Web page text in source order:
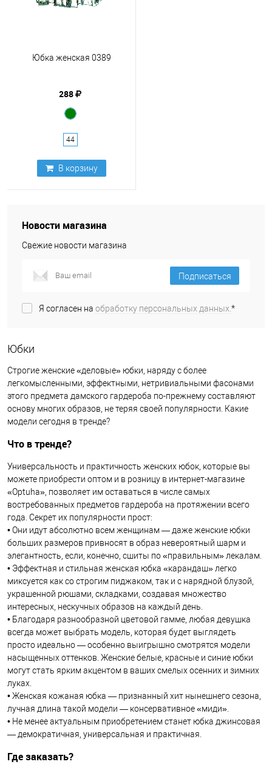
Юбка женская 0389
288
44
В корзину
Новости магазина
Свежие новости магазина
Подписаться
Я согласен на обработку персональных данных.*
Юбки
Строгие женские «деловые» юбки, наряду с более
легкомысленными, эффектными, нетривиальными фасонами
этого предмета дамского гардероба по-прежнему составляют
основу многих образов, не теряя своей популярности. Какие
модели сегодня в тренде?
Что в тренде?
Универсальность и практичность женских юбок, которые вы
можете приобрести оптом и в розницу в интернет-магазине
«Optuha», позволяет им оставаться в числе самых
востребованных предметов гардероба на протяжении всего
года. Секрет их популярности прост:
• Они идут абсолютно всем женщинам — даже женские юбки
больших размеров привносят в образ невероятный шарм и
элегантность, если, конечно, сшиты по «правильным» лекалам.
• Эффектная и стильная женская юбка «карандаш» легко
миксуется как со строгим пиджаком, так и с нарядной блузой,
украшенной рюшами, складками, создавая множество
интересных, нескучных образов на каждый день.
• Благодаря разнообразной цветовой гамме, любая девушка
всегда может выбрать модель, которая будет выглядеть
просто идеально — особенно выигрышно смотрятся модели
насыщенных оттенков. Женские белые, красные и синие юбки
могут стать ярким акцентом в ваших смелых осенних и зимних
луках.
• Женская кожаная юбка — признанный хит нынешнего сезона,
лучная длина такой модели — консервативное «миди».
• Не менее актуальным приобретением станет юбка джинсовая
— демократичная, универсальная и практичная.
Где заказать?